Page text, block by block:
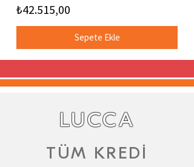
Fiyat
₺42.515,00
Sepete Ekle
LUCCA
TÜM KREDİ